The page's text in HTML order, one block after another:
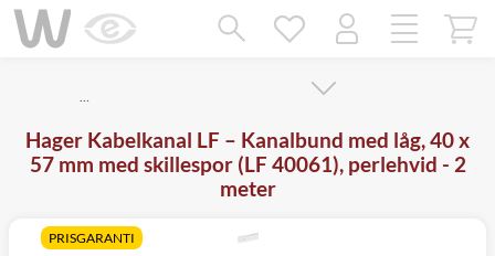
…
Hager Kabelkanal LF – Kanalbund med låg, 40 x
57 mm med skillespor (LF 40061), perlehvid - 2
meter
PRISGARANTI
Mangler chatten?
Ret samtykke!